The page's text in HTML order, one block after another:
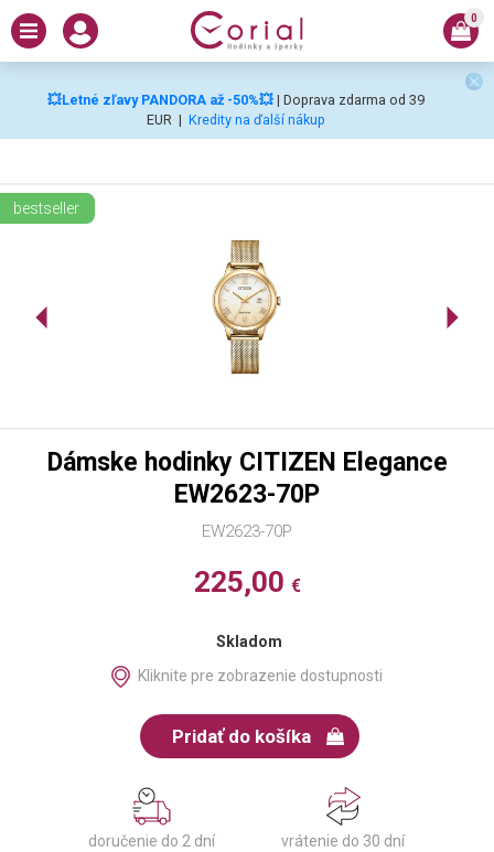
💥Letné zľavy PANDORA až -50%💥 | Doprava zdarma od 39
EUR | Kredity na ďalší nákup
0
bestseller
EW2623-70P
Dámske hodinky CITIZEN Elegance
EW2623-70P
225,00 €
Skladom
Kliknite pre zobrazenie dostupnosti
Pridať do košíka
doručenie do 2 dní vrátenie do 30 dní